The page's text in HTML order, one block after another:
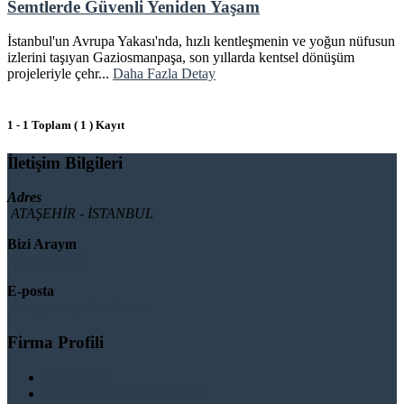
Semtlerde Güvenli Yeniden Yaşam
İstanbul'un Avrupa Yakası'nda, hızlı kentleşmenin ve yoğun nüfusun
izlerini taşıyan Gaziosmanpaşa, son yıllarda kentsel dönüşüm
projeleriyle çehr... Daha Fazla Detay
1 - 1 Toplam ( 1 ) Kayıt
İletişim Bilgileri
Adres
ATAŞEHİR - İSTANBUL
Bizi Arayın
E-posta
Firma Profili